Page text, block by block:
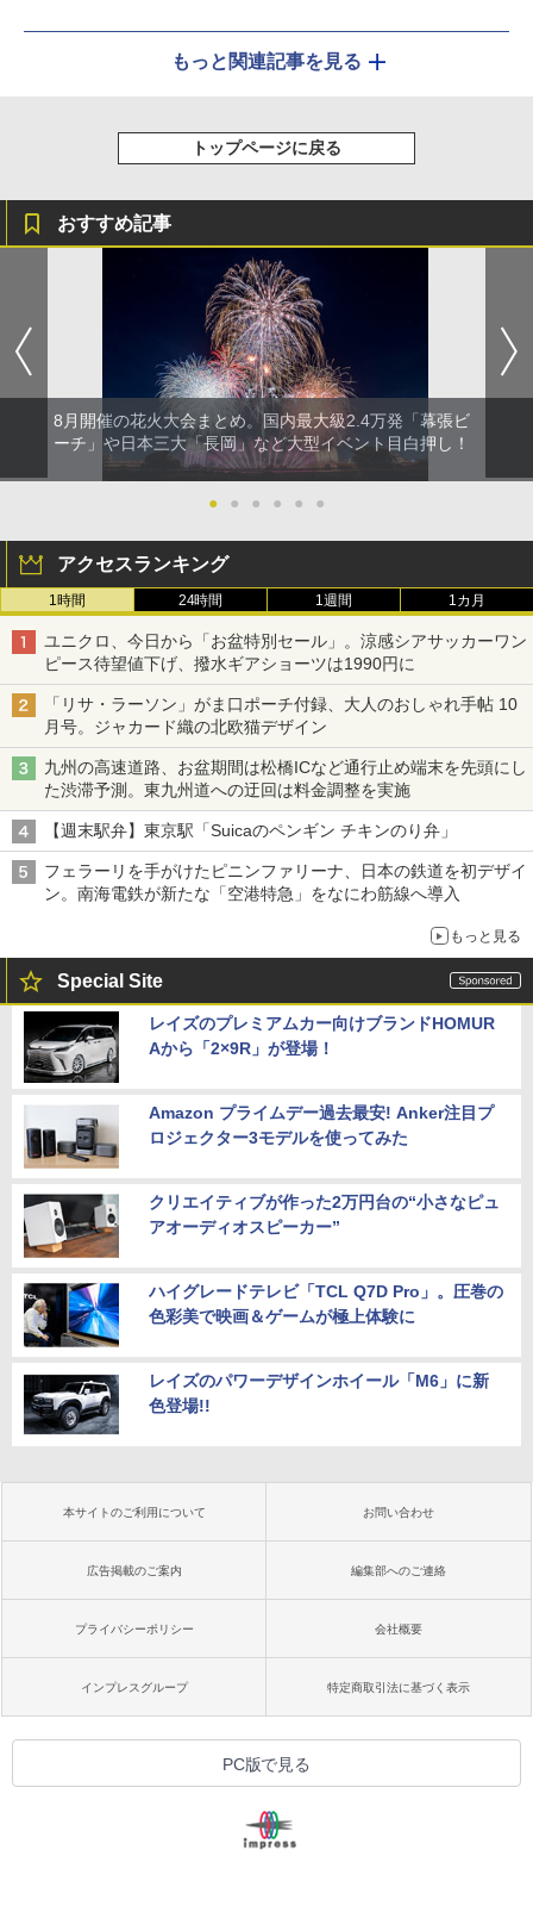
もっと関連記事を見る
トップページに戻る
おすすめ記事
8月開催の花火大会まとめ。国内最大級2.4万発「幕張ビ
ーチ」や日本三大「長岡」など大型イベント目白押し！
● ● ● ● ● ●
アクセスランキング
1時間 24時間 1週間 1カ月
ユニクロ、今日から「お盆特別セール」。涼感シアサッカーワン
ピース待望値下げ、撥水ギアショーツは1990円に
「リサ・ラーソン」がま口ポーチ付録、大人のおしゃれ手帖 10
月号。ジャカード織の北欧猫デザイン
九州の高速道路、お盆期間は松橋ICなど通行止め端末を先頭にし
た渋滞予測。東九州道への迂回は料金調整を実施
【週末駅弁】東京駅「Suicaのペンギン チキンのり弁」
フェラーリを手がけたピニンファリーナ、日本の鉄道を初デザイ
ン。南海電鉄が新たな「空港特急」をなにわ筋線へ導入
もっと見る
Special Site
レイズのプレミアムカー向けブランドHOMUR
Aから「2×9R」が登場！
Amazon プライムデー過去最安! Anker注目プ
ロジェクター3モデルを使ってみた
クリエイティブが作った2万円台の“小さなピュ
アオーディオスピーカー”
ハイグレードテレビ「TCL Q7D Pro」。圧巻の
色彩美で映画＆ゲームが極上体験に
レイズのパワーデザインホイール「M6」に新
色登場!!
本サイトのご利用について お問い合わせ
広告掲載のご案内 編集部へのご連絡
プライバシーポリシー 会社概要
インプレスグループ 特定商取引法に基づく表示
PC版で見る